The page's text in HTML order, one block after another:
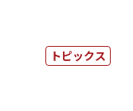
トピックス